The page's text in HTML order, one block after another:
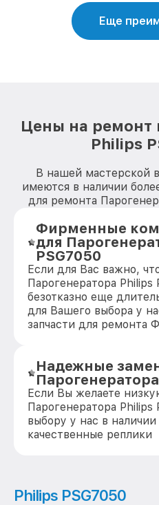
Еще
Цены на ремонт
Philips
В нашей мастерской
имеются в наличии
для ремонта
Фирменные
для
PSG7050
Если для Вас важно,
Парогенератора Philips
безотказно еще
для Вашего выбора у
запчасти для ремонта
Надежные
Если Вы желаете
Парогенератора
выбору у нас в
качественные реплики
Philips PSG7050